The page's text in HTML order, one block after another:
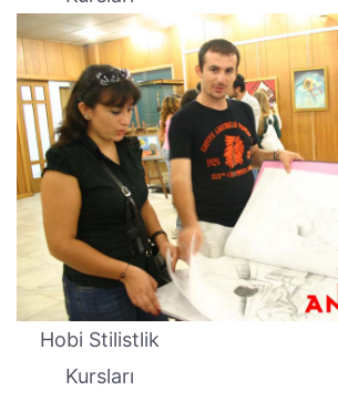
Hobi Stilistlik
Kursları